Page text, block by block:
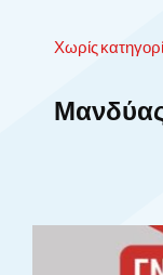
Χωρίς